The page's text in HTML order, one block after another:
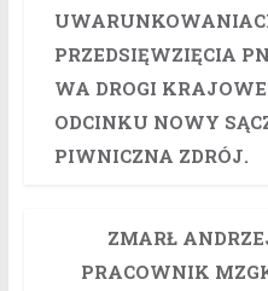
PRZEDSIĘWZIĘCIA
WA DROGI
ODCINKU NOWY
PIWNICZNA ZDRÓJ.
ZMARŁ
PRACOWNIK